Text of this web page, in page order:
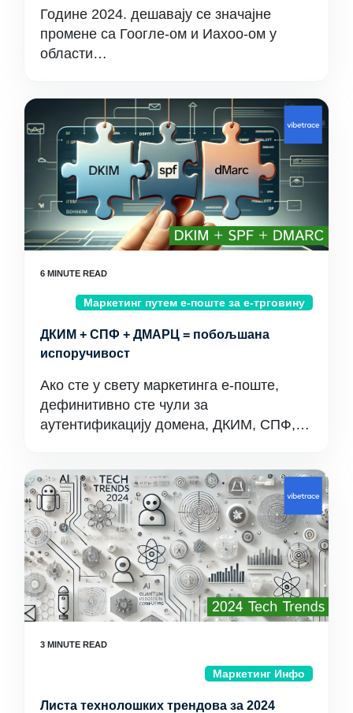
Године 2024. дешавају се значајне
промене са Гоогле-ом и Иахоо-ом у
области…
Маркетинг путем е-поште за е-трговину
ДКИМ + СПФ + ДМАРЦ = побољшана
испоручивост
Ако сте у свету маркетинга е-поште,
дефинитивно сте чули за
аутентификацију домена, ДКИМ, СПФ,…
Маркетинг Инфо
Листа технолошких трендова за 2024